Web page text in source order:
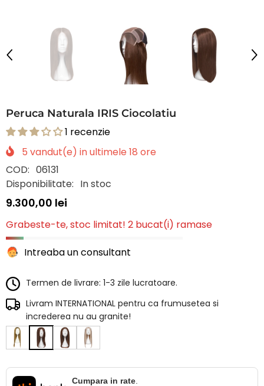
Peruca Naturala IRIS Ciocolatiu
1 recenzie
5 vandut(e) in ultimele 18 ore
COD: 06131
Disponibilitate: In stoc
9.300,00 lei
Grabeste-te, stoc limitat! 2 bucat(i) ramase
Intreaba un consultant
Termen de livrare: 1-3 zile lucratoare.
Livram INTERNATIONAL pentru ca frumusetea si
increderea nu au granite!
Cumpara in rate.